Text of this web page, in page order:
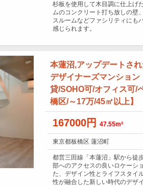
杉板を使用して木目調に仕上げ
ムのコンクリート打ち放しの壁
スルームなどファシリティにも
感じられます。
本蓮沼,アップデートさ
デザイナーズマンション
貸/SOHO可/オフィス可/
橋区/～17万/45㎡以上】
167000円 47.55m²
東京都板橋区 蓮沼町
都営三田線「本蓮沼」駅から徒
部へのアクセスの良いロケーシ
た、デザイン性とライフスタイ
性が融合した新しい時代のデザ